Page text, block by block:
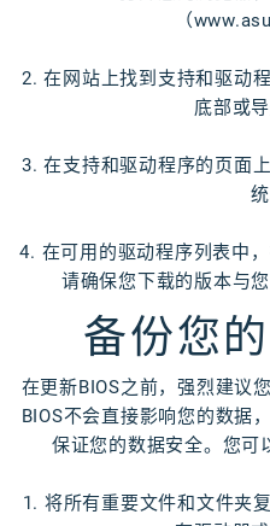
（
2. 在网站上找到支持和驱动
底部或
3. 在支持和驱动程序的页面
统
4. 在可用的驱动程序列表中
请确保您下载的版本与
备份您
在更新BIOS之前，强烈建议
BIOS不会直接影响您的数据
保证您的数据安全。您可
1. 将所有重要文件和文件夹